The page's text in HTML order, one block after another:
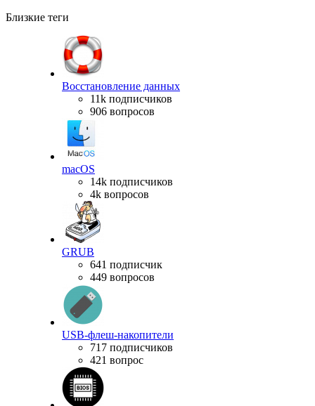
Близкие теги
Восстановление данных
11k подписчиков
906 вопросов
macOS
14k подписчиков
4k вопросов
GRUB
641 подписчик
449 вопросов
USB-флеш-накопители
717 подписчиков
421 вопрос